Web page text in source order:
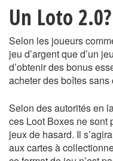
Un Loto 2.0?
Selon les joueurs
jeu d’argent que d’un
d’obtenir des bonus
acheter des boîtes sans
Selon des autorités en
ces Loot Boxes ne sont
jeux de hasard. Il
aux cartes à